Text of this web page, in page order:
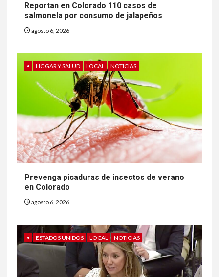
Reportan en Colorado 110 casos de
salmonela por consumo de jalapeños
agosto 6, 2026
• HOGAR Y SALUD LOCAL NOTICIAS
Prevenga picaduras de insectos de verano
en Colorado
agosto 6, 2026
• ESTADOS UNIDOS LOCAL NOTICIAS